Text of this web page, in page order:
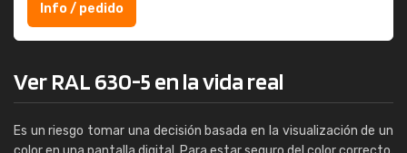
Info / pedido
Ver RAL 630-5 en la vida real
Es un riesgo tomar una decisión basada en la visualización de un